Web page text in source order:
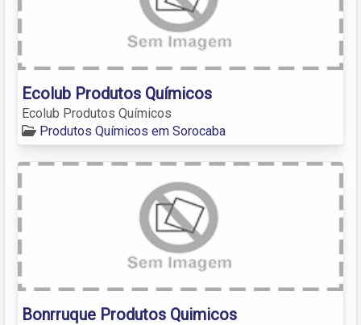
Ecolub Produtos Químicos
Ecolub Produtos Químicos
Produtos Químicos em Sorocaba
Bonrruque Produtos Quimicos